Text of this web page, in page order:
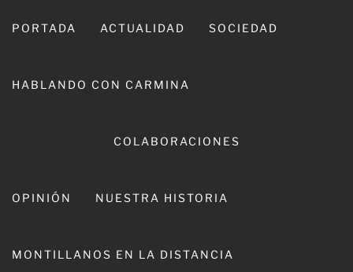
PORTADA ACTUALIDAD SOCIEDAD
HABLANDO CON CARMINA
COLABORACIONES
OPINIÓN NUESTRA HISTORIA
MONTILLANOS EN LA DISTANCIA